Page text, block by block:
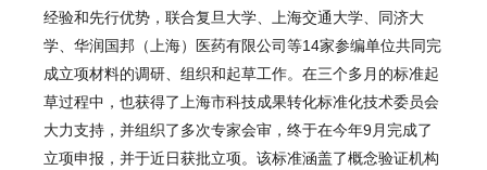
经验和先行优势，联合复旦大学、上海交通大学、同济大
学、华润国邦（上海）医药有限公司等14家参编单位共同完
成立项材料的调研、组织和起草工作。在三个多月的标准起
草过程中，也获得了上海市科技成果转化标准化技术委员会
大力支持，并组织了多次专家会审，终于在今年9月完成了
立项申报，并于近日获批立项。该标准涵盖了概念验证机构